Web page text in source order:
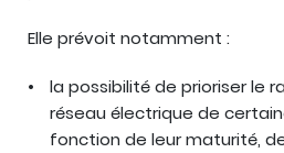
Elle prévoit notamment :
la possibilité de prioriser le
réseau électrique de
fonction de leur maturité,